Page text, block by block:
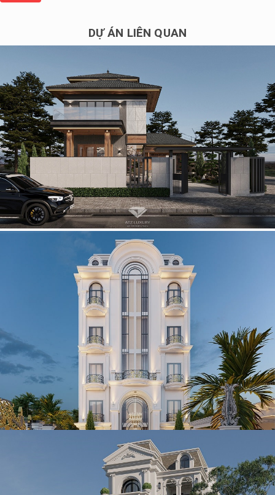
DỰ ÁN LIÊN QUAN
Mẫu biệt thự 2 tầng 1 tum mái Nhật hiện đại ở Vĩnh Phúc
Mẫu biệt thự kết hợp khách sạn tân cổ điển 5 tầng 400m2 tại
Nghệ An